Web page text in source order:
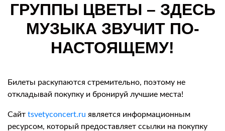
ГРУППЫ ЦВЕТЫ – ЗДЕСЬ
МУЗЫКА ЗВУЧИТ ПО-
НАСТОЯЩЕМУ!
Билеты раскупаются стремительно, поэтому не
откладывай покупку и бронируй лучшие места!
Сайт tsvetyconcert.ru является информационным
ресурсом, который предоставляет ссылки на покупку